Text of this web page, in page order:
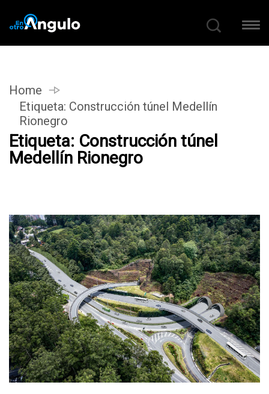
Home
Etiqueta: Construcción túnel Medellín
Rionegro
Etiqueta: Construcción túnel
Medellín Rionegro